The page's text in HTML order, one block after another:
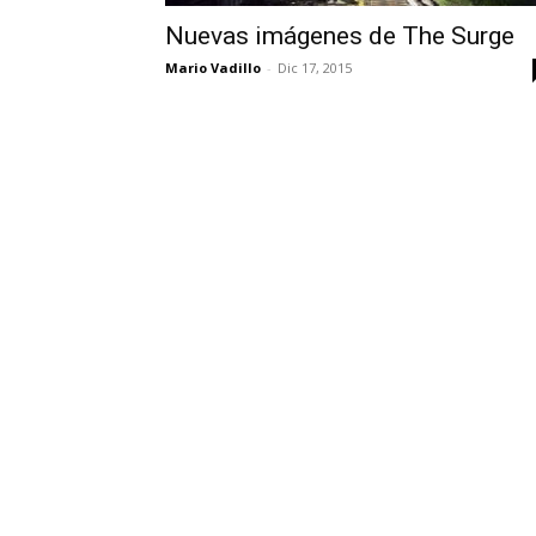
Nuevas imágenes de The Surge
Mario Vadillo - Dic 17, 2015